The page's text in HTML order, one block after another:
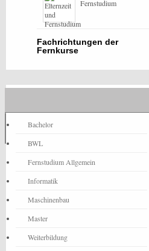
Fernstudium
Fachrichtungen der
Fernkurse
Bachelor
BWL
Fernstudium Allgemein
Informatik
Maschinenbau
Master
Weiterbildung